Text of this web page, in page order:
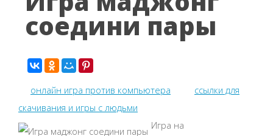
соедини пары
онлайн игра против компьютера
ссылки для
скачивания и игры с людьми
Игра на